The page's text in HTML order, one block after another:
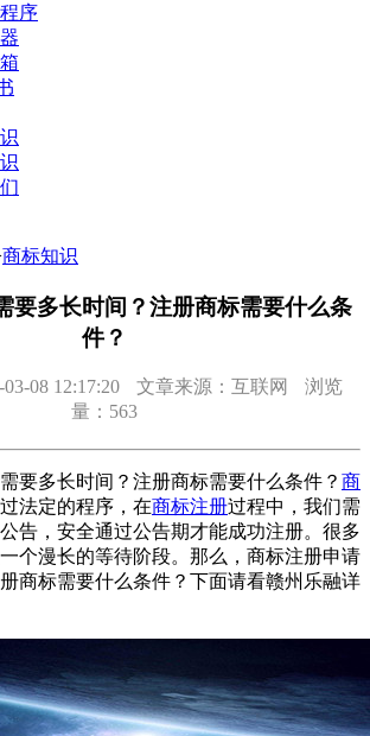
序
商标知识
要多长时间？注册商标需要什么条
件？
08 12:17:20 文章来源：互联网
浏览
量：563
要多长时间？注册商标需要什么条件？ 商
法定的程序，在商标注册过程中，我们需
告，安全通过公告期才能成功注册。很多
个漫长的等待阶段。那么，商标注册申请
商标需要什么条件？下面请看赣州乐融详